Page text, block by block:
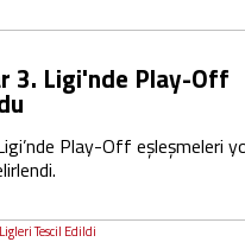
3. Ligi'nde Play-Off
Play-Off eşleşmeleri